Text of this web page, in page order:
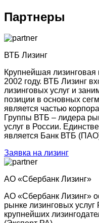
Партнеры
ВТБ Лизинг
Крупнейшая
2002 году. ВТБ Лизинг
лизинговых услуг и
позиции в основных
является частью
Группы ВТБ – лидера
услуг в России.
является Банк ВТБ
Заявка на лизинг
АО «Сбербанк Лизинг»
АО «Сбербанк Лизинг»
рынке лизинговых
крупнейших